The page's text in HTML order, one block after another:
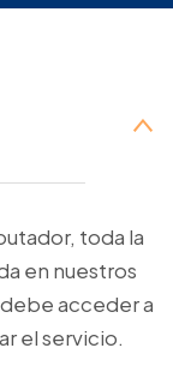
toda la
en nuestros
acceder a
el servicio.